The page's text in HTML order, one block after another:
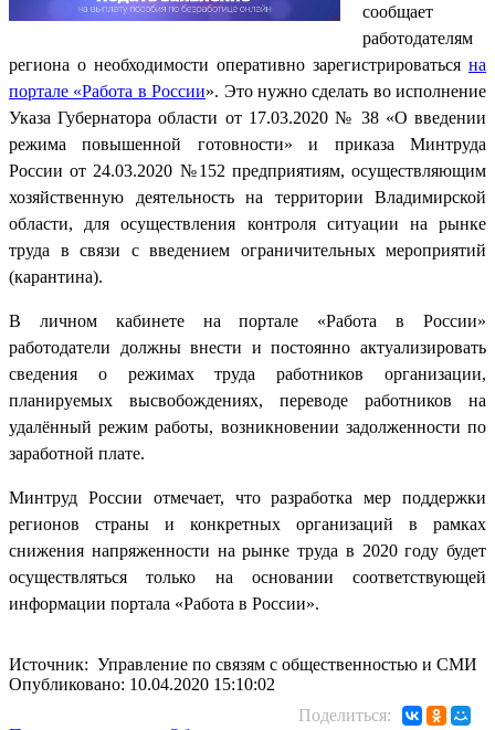
сообщает
работодателям
региона о необходимости оперативно зарегистрироваться на
портале «Работа в России». Это нужно сделать во исполнение
Указа Губернатора области от 17.03.2020 № 38 «О введении
режима повышенной готовности» и приказа Минтруда
России от 24.03.2020 №152 предприятиям, осуществляющим
хозяйственную деятельность на территории Владимирской
области, для осуществления контроля ситуации на рынке
труда в связи с введением ограничительных мероприятий
(карантина).
В личном кабинете на портале «Работа в России»
работодатели должны внести и постоянно актуализировать
сведения о режимах труда работников организации,
планируемых высвобождениях, переводе работников на
удалённый режим работы, возникновении задолженности по
заработной плате.
Минтруд России отмечает, что разработка мер поддержки
регионов страны и конкретных организаций в рамках
снижения напряженности на рынке труда в 2020 году будет
осуществляться только на основании соответствующей
информации портала «Работа в России».
Источник: Управление по связям с общественностью и СМИ
Опубликовано: 10.04.2020 15:10:02
Поделиться: